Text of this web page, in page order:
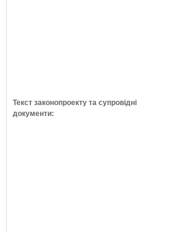
Текст законопроекту та супровідні
документи: